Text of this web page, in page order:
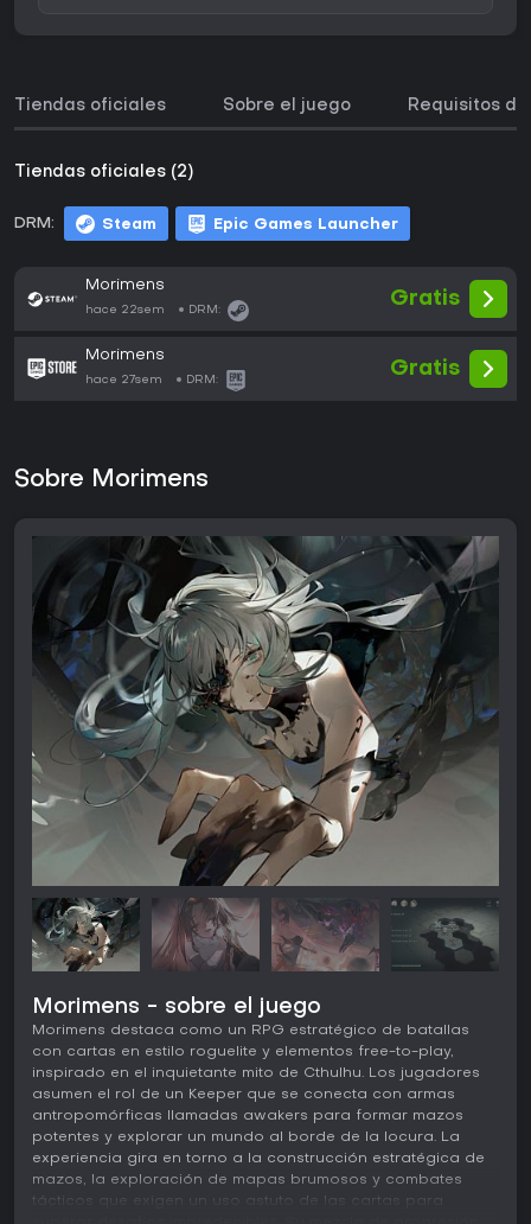
Tiendas oficiales Sobre el juego Requisitos
Tiendas oficiales (2)
DRM: Steam Epic Games Launcher
Morimens
hace 22sem DRM:
Gratis
Morimens
hace 27sem DRM:
Gratis
Sobre Morimens
Morimens - sobre el juego
Morimens destaca como un RPG estratégico de batallas
con cartas en estilo roguelite y elementos free-to-play,
inspirado en el inquietante mito de Cthulhu. Los jugadores
asumen el rol de un Keeper que se conecta con armas
antropomórficas llamadas awakers para formar mazos
potentes y explorar un mundo al borde de la locura. La
experiencia gira en torno a la construcción estratégica de
mazos, la exploración de mapas brumosos y combates
tácticos que exigen un uso astuto de las cartas para